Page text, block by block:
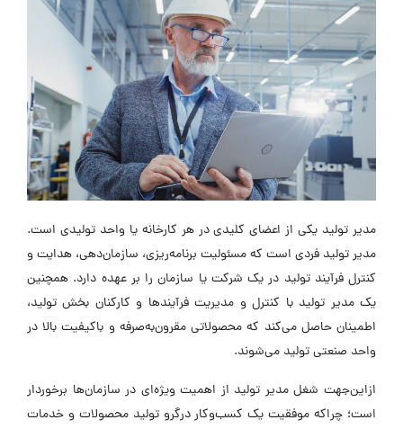
مدیر تولید یکی از اعضای کلیدی در هر کارخانه یا واحد تولیدی است.
مدیر تولید فردی است که مسئولیت برنامه‌ریزی، سازمان‌دهی، هدایت و
کنترل فرآیند تولید در یک شرکت یا سازمان را بر عهده دارد. همچنین
یک مدیر تولید با کنترل و مدیریت فرآیندها و کارکنان بخش تولید،
اطمینان حاصل می‌کند که محصولاتی مقرون‌به‌صرفه و باکیفیت بالا در
واحد صنعتی تولید می‌شوند.
ازاین‌جهت شغل مدیر تولید از اهمیت ویژه‌ای در سازمان‌ها برخوردار
است؛ چراکه موفقیت یک کسب‌وکار درگرو تولید محصولات و خدمات